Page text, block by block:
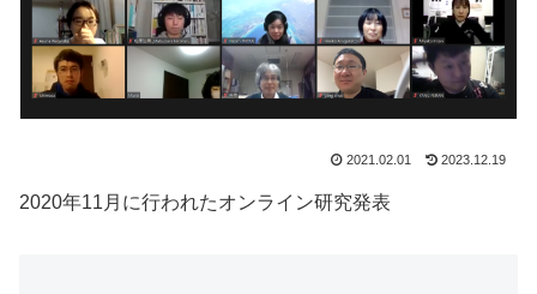
2021.02.01 2023.12.19
2020年11月に行われたオンライン研究発表